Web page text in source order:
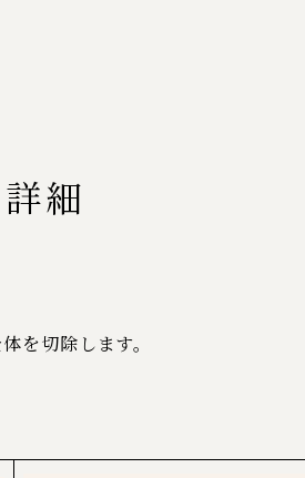
細
を切除します。